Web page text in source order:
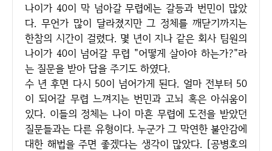
나이가 40이 막 넘아갈 무렵에는 갈등과 번민이 많았
다. 무언가 많이 달라졌지만 그 정체를 깨닫기까지는
한참의 시간이 걸렸다. 몇 년이 지나 같은 회사 팀원의
나이가 40이 넘어갈 무렵 "어떻게 살아야 하는가?"라
는 질문을 받아 답을 주기도 하였다.
수 년 후면 다시 50이 넘어가게 된다. 얼마 전부터 50
이 되어갈 무렵 느껴지는 번민과 고뇌 혹은 아쉬움이
있다. 이들의 정체는 나이 마흔 무렵에 도전을 받았던
질문들과는 다른 유형이다. 누군가 그 막연한 불안감에
대한 해법을 주면 좋겠다는 생각이 많았다. [공병호의